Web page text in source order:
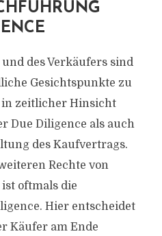
des Verkäufers sind
Gesichtspunkte zu
in zeitlicher Hinsicht
Due Diligence als auch
des Kaufvertrags.
Rechte von
oftmals die
Hier entscheidet
Käufer am Ende